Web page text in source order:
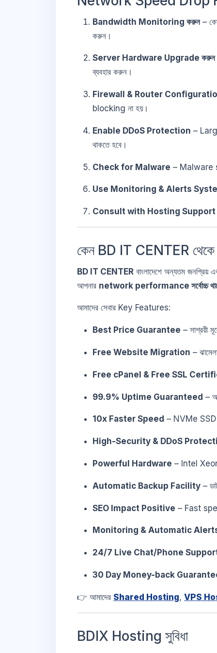
Bandwidth Monitoring করুন–
করুন।
Server Hardware Upgrade করুন
ব্যবহার করুন।
Firewall & Router
blocking না হয়।
Enable DDoS Protection –
থাকতে হবে।
Check for Malware – Malware
Use Monitoring & Alerts
Consult with Hosting Support
কেন BD IT CENTER
BD IT CENTER বাংলাদেশে অন্যতম
আপনার network performance সর্বোচ্চ
আমাদের সেবার Key Features:
Best Price Guarantee –
Free Website Migration –
Free cPanel & Free SSL
99.9% Uptime Guaranteed –
10x Faster Speed – NVMe
High-Security & DDoS
Powerful Hardware – Intel
Automatic Backup Facility –
SEO Impact Positive – Fast
Monitoring & Automatic
24/7 Live Chat/Phone
30 Day Money-back
👉 আমাদের Shared Hosting, VPS
BDIX Hosting সুবিধা